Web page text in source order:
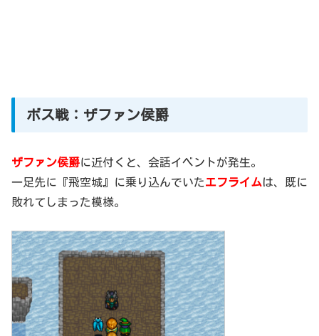
ボス戦：ザファン侯爵
ザファン侯爵に近付くと、会話イベントが発生。
一足先に『飛空城』に乗り込んでいたエフライムは、既に
敗れてしまった模様。